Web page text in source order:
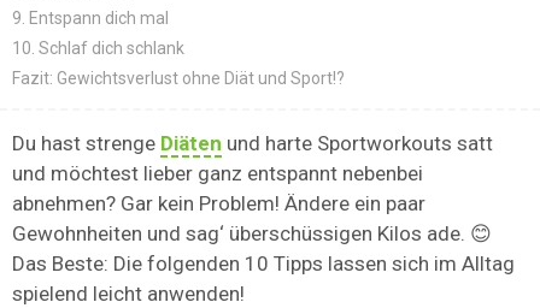
9. Entspann dich mal
10. Schlaf dich schlank
Fazit: Gewichtsverlust ohne Diät und Sport!?
Du hast strenge Diäten und harte Sportworkouts satt
und möchtest lieber ganz entspannt nebenbei
abnehmen? Gar kein Problem! Ändere ein paar
Gewohnheiten und sag‘ überschüssigen Kilos ade. 😊
Das Beste: Die folgenden 10 Tipps lassen sich im Alltag
spielend leicht anwenden!